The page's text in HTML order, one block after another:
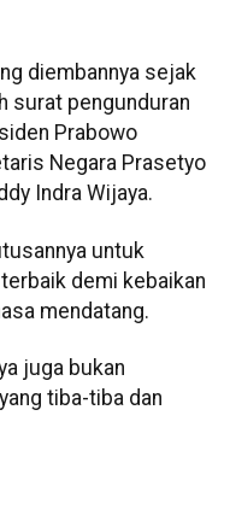
diembannya sejak
surat pengunduran
Prabowo
Negara Prasetyo
Indra Wijaya.
untuk
demi kebaikan
mendatang.
juga bukan
tiba-tiba dan